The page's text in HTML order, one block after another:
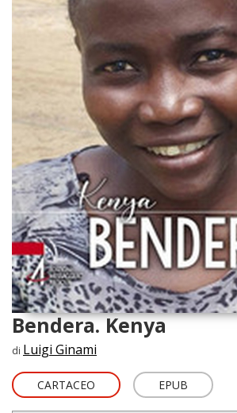
Bendera. Kenya
di Luigi Ginami
CARTACEO EPUB